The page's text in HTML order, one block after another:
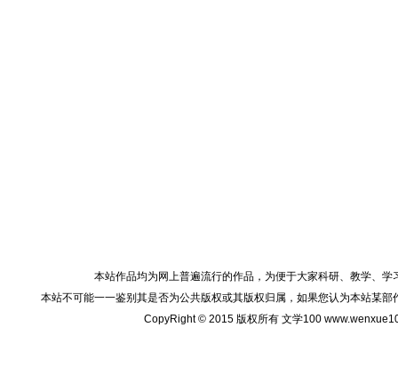
本站作品均为网上普遍流行的作品，为便于大家科研、教学、
本站不可能一一鉴别其是否为公共版权或其版权归属，如果您认为本站某
CopyRight © 2015 版权所有 文学100